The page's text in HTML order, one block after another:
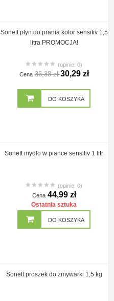
Sonett płyn do prania kolor sensitiv 1,5
litra PROMOCJA!
(opinie: 0)
Cena 36,38 zł30,29 zł
DO KOSZYKA
Sonett mydło w piance sensitiv 1 litr
(opinie: 0)
Cena 44,99 zł
Ostatnia sztuka
DO KOSZYKA
Sonett proszek do zmywarki 1,5 kg